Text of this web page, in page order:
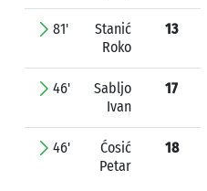
81'
Stanić
Roko
13
46'
Sabljo
Ivan
17
46'
Ćosić
Petar
18